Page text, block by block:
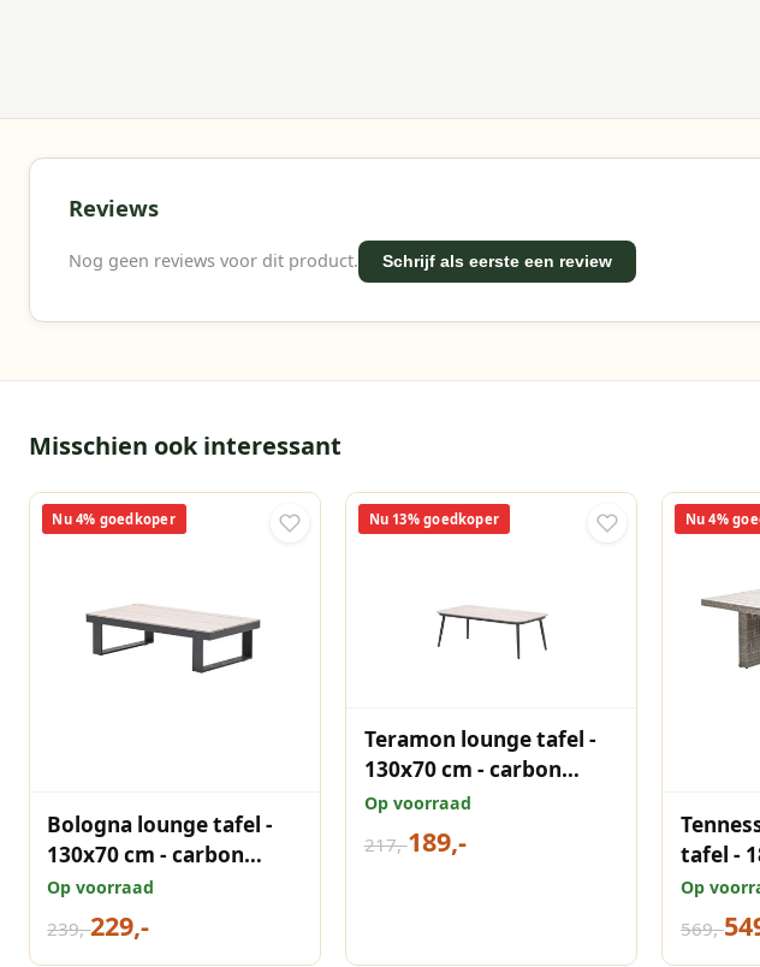
voor jouw buitenruimte.
Reviews
Nog geen reviews voor dit product. Schrijf als eerste een review
Misschien ook interessant
Nu 4% goedkoper
Bologna lounge tafel -
130x70 cm - carbon
black - light teak
Vironwood
Op voorraad
239,-229,-
Nu 13% goedkoper
Teramon lounge tafel -
130x70 cm - carbon
black - light teak
Vironwood
Op voorraad
217,-189,-
Nu 4%
tafel -
vintage
teak
Op
569,-